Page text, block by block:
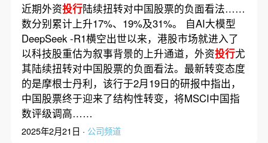
近期外资投行陆续扭转对中国股票的负面看法……
数分别累计上升17%、19%及31%。 自AI大模型
DeepSeek -R1横空出世以来，港股市场就进入了
以科技股重估为叙事背景的上升通道，外资投行尤
其陆续扭转对中国股票的负面看法。最新转变态度
的是摩根士丹利，该行于2月19日的研报中指出，
中国股票终于迎来了结构性转变，将MSCI中国指
数评级调高……
2025年2月21日 · 公司频道